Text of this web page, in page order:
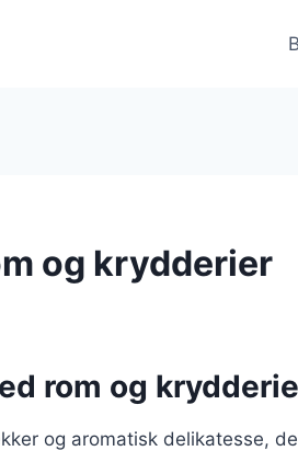
og krydderier
rom og
og aromatisk delikatesse,